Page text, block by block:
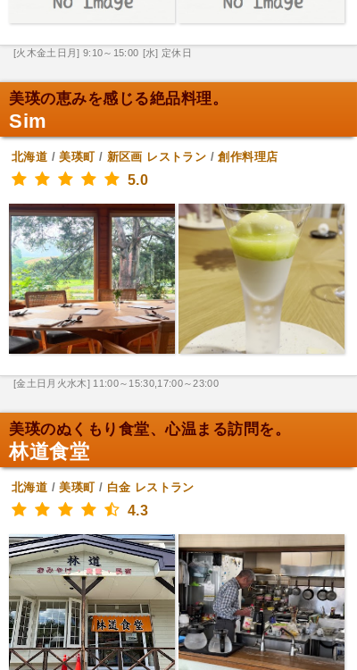
[火木金土日月] 9:10～15:00 [水] 定休日
美瑛の恵みを感じる絶品料理。
Sim
北海道 /美瑛町/ 新区画 レストラン /創作料理店
5.0
[金土日月火水木] 11:00～15:30,17:00～23:00
美瑛のぬくもり食堂、心温まる訪問を。
林道食堂
北海道 /美瑛町/ 白金 レストラン
4.3